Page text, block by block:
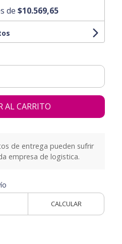
de $10.569,65
AL CARRITO
de entrega pueden sufrir
empresa de logistica.
CALCULAR